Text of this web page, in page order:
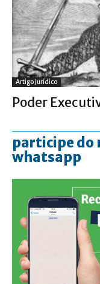
Artigo Jurídico
Poder
participe do
whatsapp